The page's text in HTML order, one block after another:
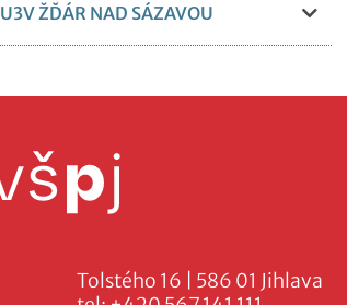
U3V ŽĎÁR NAD SÁZAVOU
Tolstého 16 | 586 01 Jihlava